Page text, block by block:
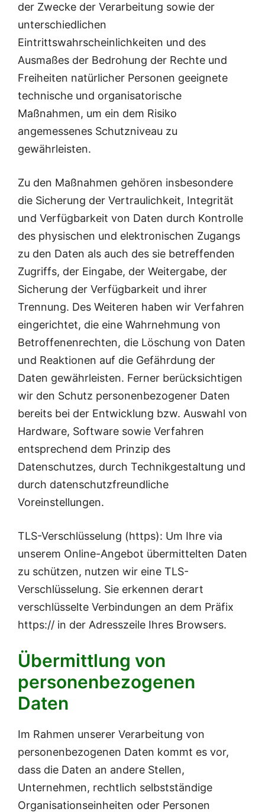
der Zwecke der Verarbeitung sowie der
unterschiedlichen
Eintrittswahrscheinlichkeiten und des
Ausmaßes der Bedrohung der Rechte und
Freiheiten natürlicher Personen geeignete
technische und organisatorische
Maßnahmen, um ein dem Risiko
angemessenes Schutzniveau zu
gewährleisten.
Zu den Maßnahmen gehören insbesondere
die Sicherung der Vertraulichkeit, Integrität
und Verfügbarkeit von Daten durch Kontrolle
des physischen und elektronischen Zugangs
zu den Daten als auch des sie betreffenden
Zugriffs, der Eingabe, der Weitergabe, der
Sicherung der Verfügbarkeit und ihrer
Trennung. Des Weiteren haben wir Verfahren
eingerichtet, die eine Wahrnehmung von
Betroffenenrechten, die Löschung von Daten
und Reaktionen auf die Gefährdung der
Daten gewährleisten. Ferner berücksichtigen
wir den Schutz personenbezogener Daten
bereits bei der Entwicklung bzw. Auswahl von
Hardware, Software sowie Verfahren
entsprechend dem Prinzip des
Datenschutzes, durch Technikgestaltung und
durch datenschutzfreundliche
Voreinstellungen.
TLS-Verschlüsselung (https): Um Ihre via
unserem Online-Angebot übermittelten Daten
zu schützen, nutzen wir eine TLS-
Verschlüsselung. Sie erkennen derart
verschlüsselte Verbindungen an dem Präfix
https:// in der Adresszeile Ihres Browsers.
Übermittlung von
personenbezogenen
Daten
Im Rahmen unserer Verarbeitung von
personenbezogenen Daten kommt es vor,
dass die Daten an andere Stellen,
Unternehmen, rechtlich selbstständige
Organisationseinheiten oder Personen